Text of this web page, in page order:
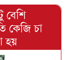
বেশি
কেজি চা
হয়